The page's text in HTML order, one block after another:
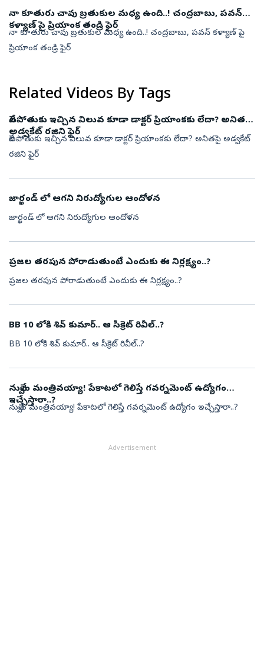
నా కూతురు చావు బ్రతుకుల మధ్య ఉంది..! చంద్రబాబు, పవన్
కళ్యాణ్ పై ప్రియాంక తండ్రి ఫైర్
నా కూతురు చావు బ్రతుకుల మధ్య ఉంది..! చంద్రబాబు, పవన్ కళ్యాణ్ పై
ప్రియాంక తండ్రి ఫైర్
Related Videos By Tags
వేటపోతుకు ఇచ్చిన విలువ కూడా డాక్టర్ ప్రియాంకకు లేదా? అనితపై
అడ్వకేట్ రజిని ఫైర్
వేటపోతుకు ఇచ్చిన విలువ కూడా డాక్టర్ ప్రియాంకకు లేదా? అనితపై అడ్వకేట్
రజిని ఫైర్
జార్ఖండ్ లో ఆగని నిరుద్యోగుల ఆందోళన
జార్ఖండ్ లో ఆగని నిరుద్యోగుల ఆందోళన
ప్రజల తరపున పోరాడుతుంటే ఎందుకు ఈ నిర్లక్ష్యం..?
ప్రజల తరపున పోరాడుతుంటే ఎందుకు ఈ నిర్లక్ష్యం..?
BB 10 లోకి శివ్ కుమార్.. ఆ సీక్రెట్ రివీల్..?
BB 10 లోకి శివ్ కుమార్.. ఆ సీక్రెట్ రివీల్..?
నువ్వేం మంత్రివయ్యా! పేకాటలో గెలిస్తే గవర్నమెంట్ ఉద్యోగం
ఇచ్చేస్తారా..?
నువ్వేం మంత్రివయ్యా! పేకాటలో గెలిస్తే గవర్నమెంట్ ఉద్యోగం ఇచ్చేస్తారా..?
Advertisement